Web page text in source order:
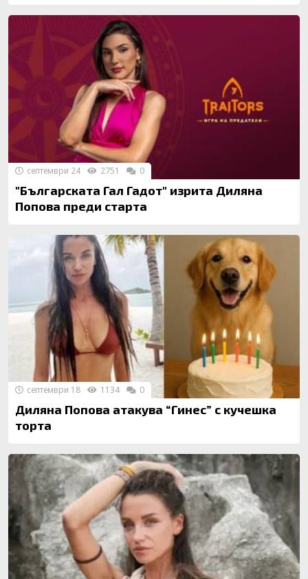
"Българската Гал Гадот" изрита Диляна
Попова преди старта
септември 24 2751 0
Диляна Попова атакува “Гинес” с кучешка
торта
септември 18 1134 0